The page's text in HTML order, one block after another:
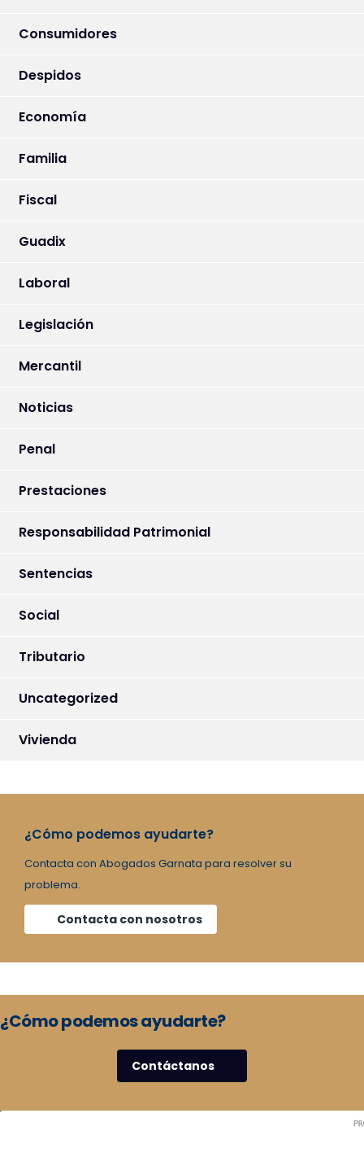
Consumidores
Despidos
Economía
Familia
Fiscal
Guadix
Laboral
Legislación
Mercantil
Noticias
Penal
Prestaciones
Responsabilidad Patrimonial
Sentencias
Social
Tributario
Uncategorized
Vivienda
¿Cómo podemos ayudarte?
Contacta con Abogados Garnata para resolver su
problema.
Contacta con nosotros
¿Cómo podemos ayudarte?
Contáctanos